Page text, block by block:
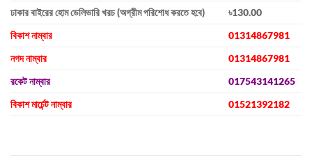
ঢাকার বাইরের হোম ডেলিভারি খরচ (অগ্রীম পরিশোধ করতে হবে)
৳130.00
বিকাশ নাম্বার
01314867981
নগদ নাম্বার
01314867981
রকেট নাম্বার
017543141265
বিকাশ মার্চেন্ট নাম্বার
01521392182